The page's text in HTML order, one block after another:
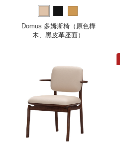
Domus 多姆斯椅（原色樺
木、黑皮革座面）